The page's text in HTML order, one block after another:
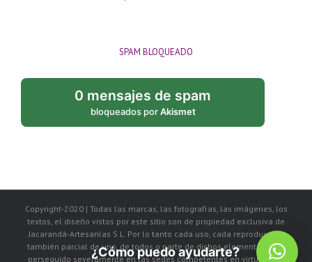
SPAM BLOQUEADO
0 mensajes de spam
bloqueados porAkismet
Copyright-2020 | Todas las marcas, las fotografías, las imágenes, los
textos, el diseño vistos por este sitio son de propiedad exclusiva de
Jacarandá-Artesanías S.L. Por lo tanto cada uso, cada reproducción
también parcial de uno, de todos o parte de dichos elementos, será
perseguido severamente en las sedes competentes en virtud de la
¿Cómo puedo ayudarte?